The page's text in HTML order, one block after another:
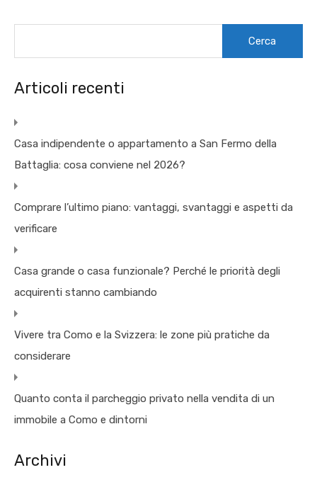
Articoli recenti
Casa indipendente o appartamento a San Fermo della
Battaglia: cosa conviene nel 2026?
Comprare l’ultimo piano: vantaggi, svantaggi e aspetti da
verificare
Casa grande o casa funzionale? Perché le priorità degli
acquirenti stanno cambiando
Vivere tra Como e la Svizzera: le zone più pratiche da
considerare
Quanto conta il parcheggio privato nella vendita di un
immobile a Como e dintorni
Archivi